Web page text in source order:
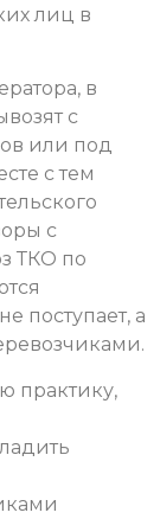
лиц в
в
с
или под
с тем
с
ТКО по
поступает, а
практику,